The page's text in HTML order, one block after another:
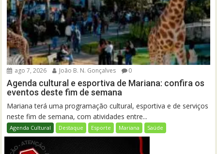
ago 7, 2026 João B. N. Gonçalves 0
Agenda cultural e esportiva de Mariana: confira os
eventos deste fim de semana
Mariana terá uma programação cultural, esportiva e de serviços
neste fim de semana, com atividades entre...
Agenda Cultural Destaque Esporte Mariana Saúde